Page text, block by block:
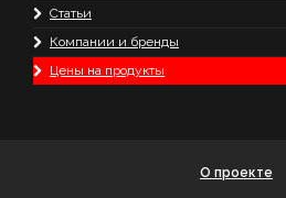
Статьи
Компании и бренды
Цены на продукты
О проекте